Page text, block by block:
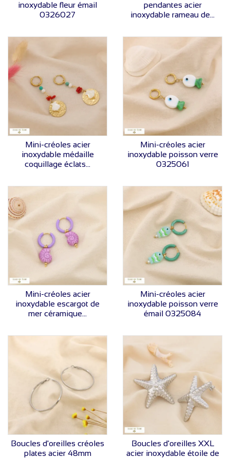
inoxydable fleur émail
0326027
pendantes acier
inoxydable rameau de...
VOIR LE PRIX
Mini-créoles acier
inoxydable médaille
coquillage éclats...
VOIR LE PRIX
Mini-créoles acier
inoxydable poisson verre
0325061
VOIR LE PRIX
Mini-créoles acier
inoxydable escargot de
mer céramique...
VOIR LE PRIX
Mini-créoles acier
inoxydable poisson verre
émail 0325084
VOIR LE PRIX
Boucles d'oreilles créoles
plates acier 48mm
VOIR LE PRIX
Boucles d'oreilles XXL
acier inoxydable étoile de